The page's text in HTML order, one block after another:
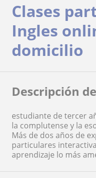
Clases
Ingles
domicilio
Descripción
estudiante de tercer
la complutense y la
Más de dos años de
particulares
aprendizaje lo más